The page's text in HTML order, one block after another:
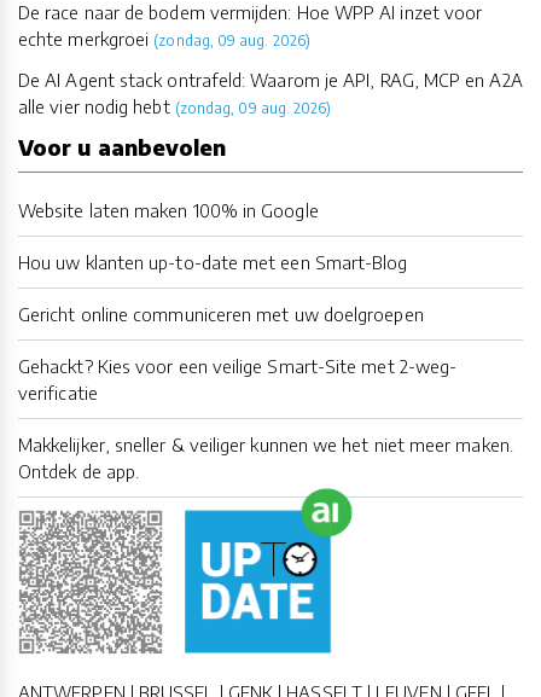
De race naar de bodem vermijden: Hoe WPP AI inzet voor
echte merkgroei (zondag, 09 aug. 2026)
De AI Agent stack ontrafeld: Waarom je API, RAG, MCP en A2A
alle vier nodig hebt (zondag, 09 aug. 2026)
Voor u aanbevolen
Website laten maken 100% in Google
Hou uw klanten up-to-date met een Smart-Blog
Gericht online communiceren met uw doelgroepen
Gehackt? Kies voor een veilige Smart-Site met 2-weg-
verificatie
Makkelijker, sneller & veiliger kunnen we het niet meer maken.
Ontdek de app.